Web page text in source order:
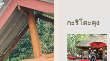
กะริโตะคุง